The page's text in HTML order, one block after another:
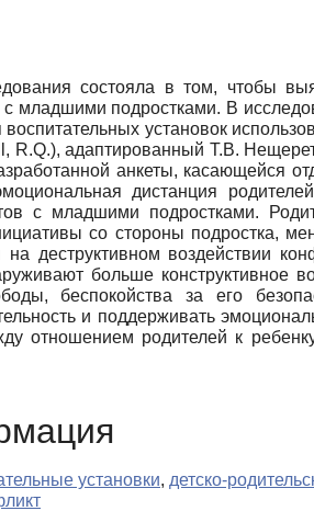
состояла в том, чтобы
младшими подростками. В
установок
R.Q.), адаптированный Т.В.
анкеты, касающейся
дистанция
с младшими подростками.
со стороны подростка,
на деструктивном воздействии
больше конструктивное
беспокойства за его
и поддерживать
отношением родителей к
установки, детско-